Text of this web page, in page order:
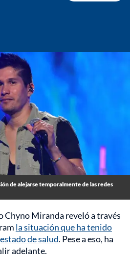
de alejarse temporalmente de las redes
Chyno Miranda reveló a través
la situación que ha tenido
de salud. Pese a eso, ha
adelante.